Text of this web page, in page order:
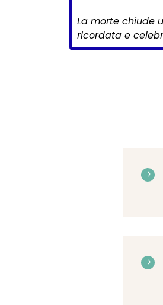
La morte chiude
ricordata e